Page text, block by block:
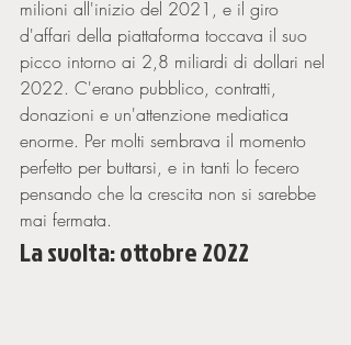
milioni all'inizio del 2021, e il giro
d'affari della piattaforma toccava il suo
picco intorno ai 2,8 miliardi di dollari nel
2022. C'erano pubblico, contratti,
donazioni e un'attenzione mediatica
enorme. Per molti sembrava il momento
perfetto per buttarsi, e in tanti lo fecero
pensando che la crescita non si sarebbe
mai fermata.
La svolta: ottobre 2022